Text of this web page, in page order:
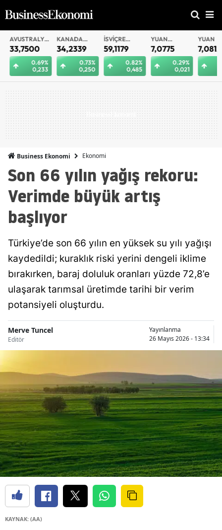
AVUSTRALYA
DOLARI
33,7500
0.69%
0,233
KANADA
DOLARI
34,2339
0.73%
0,250
İSVIÇRE
FRANKI
59,1179
0.82%
0,485
YUAN
OFFSHORE
7,0775
0.29%
0,021
YUAN
7,0812
Business Ekonomi Ekonomi
Son 66 yılın yağış rekoru:
Verimde büyük artış
başlıyor
Türkiye’de son 66 yılın en yüksek su yılı yağışı
kaydedildi; kuraklık riski yerini dengeli iklime
bırakırken, baraj doluluk oranları yüzde 72,8’e
ulaşarak tarımsal üretimde tarihi bir verim
potansiyeli oluşturdu.
Merve Tuncel
Editör
Yayınlanma
26 Mayıs 2026 - 13:34
KAYNAK: (AA)